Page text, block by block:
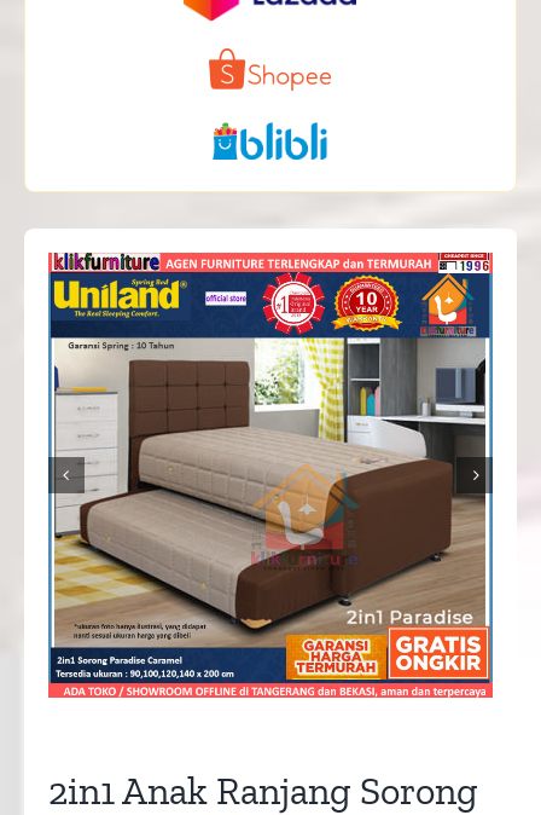
 
2in1 Anak Ranjang Sorong